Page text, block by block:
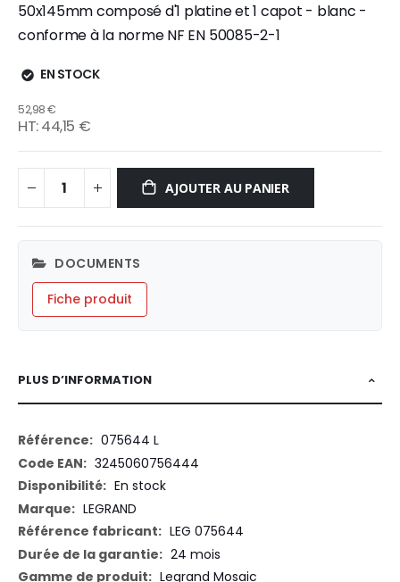
50x145mm composé d'1 platine et 1 capot - blanc -
conforme à la norme NF EN 50085-2-1
EN STOCK
52,98 €
44,15 €
AJOUTER AU PANIER
DOCUMENTS
Fiche produit
PLUS D’INFORMATION
Plus
d’information
075644 L
3245060756444
En stock
LEGRAND
LEG 075644
24 mois
Legrand Mosaic